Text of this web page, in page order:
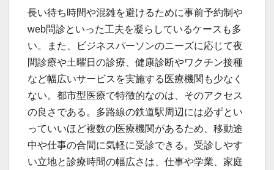
長い待ち時間や混雑を避けるために事前予約制や
web問診といった工夫を凝らしているケースも多
い。また、ビジネスパーソンのニーズに応じて夜
間診療や土曜日の診療、健康診断やワクチン接種
など幅広いサービスを実施する医療機関も少なく
ない。都市型医療で特徴的なのは、そのアクセス
の良さである。多路線の鉄道駅周辺には必ずとい
っていいほど複数の医療機関があるため、移動途
中や仕事の合間に気軽に受診できる。受診しやす
い立地と診療時間の幅広さは、仕事や学業、家庭